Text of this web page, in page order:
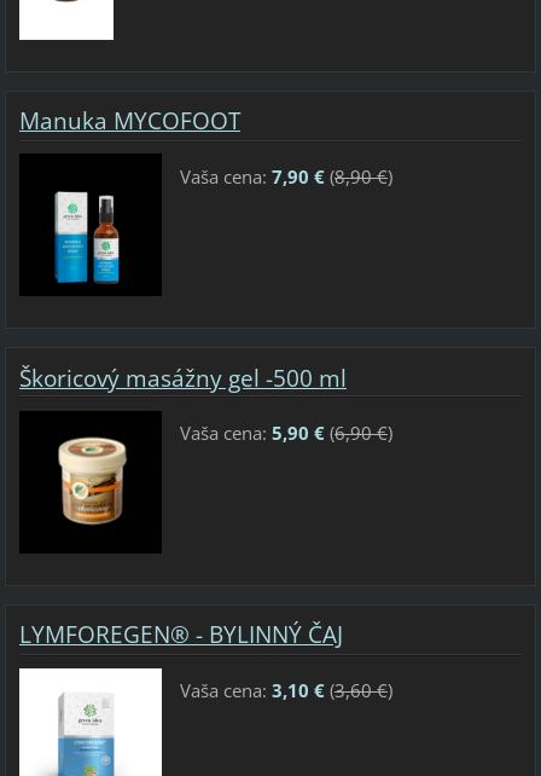
Manuka MYCOFOOT
Vaša cena: 7,90 €(8,90 €)
Škoricový masážny gel -500 ml
Vaša cena: 5,90 €(6,90 €)
LYMFOREGEN® - BYLINNÝ ČAJ
Vaša cena: 3,10 €(3,60 €)